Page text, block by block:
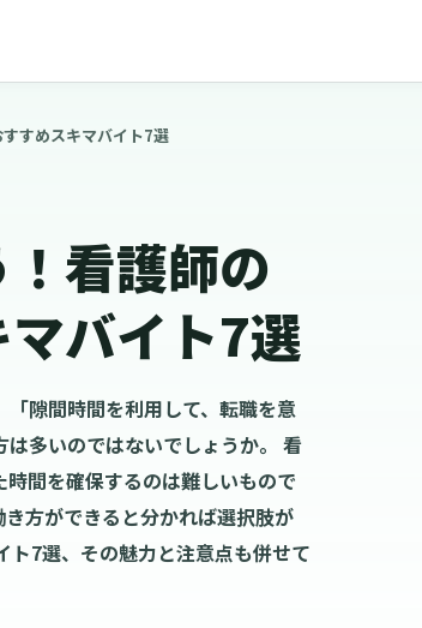
すめスキマバイト7選
看護師の
バイト7選
「隙間時間を利用して、転職を意
多いのではないでしょうか。 看
間を確保するのは難しいもので
方ができると分かれば選択肢が
ト7選、その魅力と注意点も併せて